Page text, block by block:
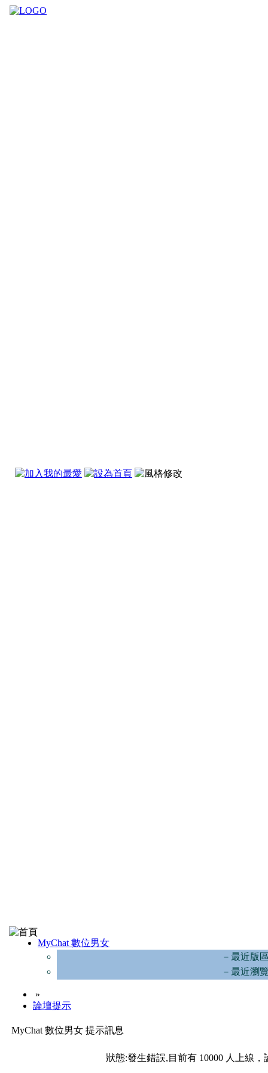
MyChat 數位男女
－最近版
－最近瀏
»
論壇提示
MyChat 數位男女 提示訊息
狀態:發生錯誤,目前有 10000 人上線